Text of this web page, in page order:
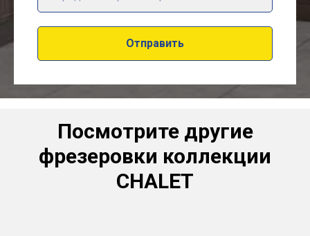
Отправить
Посмотрите другие
фрезеровки коллекции
CHALET